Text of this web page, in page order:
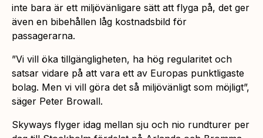
inte bara är ett miljövänligare sätt att flyga på, det ger
även en bibehållen låg kostnadsbild för
passagerarna.
”Vi vill öka tillgängligheten, ha hög regularitet och
satsar vidare på att vara ett av Europas punktligaste
bolag. Men vi vill göra det så miljövänligt som möjligt”,
säger Peter Browall.
Skyways flyger idag mellan sju och nio rundturer per